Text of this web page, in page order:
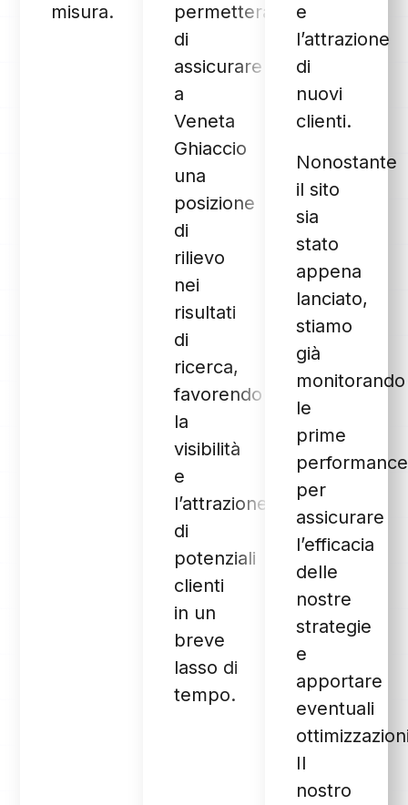
misura.
permetterà
di
assicurare
a
Veneta
Ghiaccio
una
posizione
di
rilievo
nei
risultati
di
ricerca,
favorendo
la
visibilità
e
l’attrazione
di
potenziali
clienti
in un
breve
lasso di
tempo.
e
l’attrazione
di
nuovi
clienti.
Nonostante
il sito
sia
stato
appena
lanciato,
stiamo
già
monitorando
le
prime
performance
per
assicurare
l’efficacia
delle
nostre
strategie
e
apportare
eventuali
Il
nostro